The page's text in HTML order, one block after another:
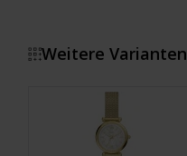
Weitere Varianten